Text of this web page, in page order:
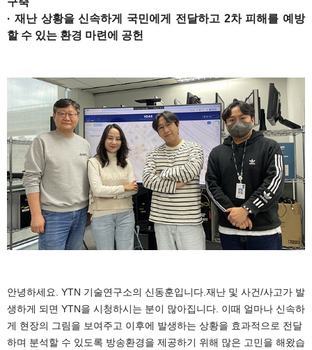
· 재난 상황을 신속하게 국민에게 전달하고 2차 피해를 예방
할 수 있는 환경 마련에 공헌
안녕하세요. YTN 기술연구소의 신동훈입니다.재난 및 사건/사고가 발
생하게 되면 YTN을 시청하시는 분이 많아집니다. 이때 얼마나 신속하
게 현장의 그림을 보여주고 이후에 발생하는 상황을 효과적으로 전달
하며 분석할 수 있도록 방송환경을 제공하기 위해 많은 고민을 해왔습